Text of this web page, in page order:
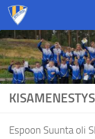
Skip to content
Espoon Suunta oli